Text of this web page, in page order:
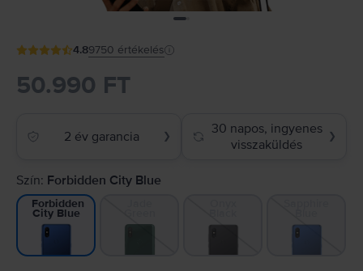
4.89750 értékelés
50.990 FT
2 év garancia ❯
30 napos, ingyenes
visszaküldés
❯
Szín: Forbidden City Blue
Forbidden
City Blue